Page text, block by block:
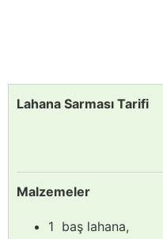
Lahana Sarması Tarifi
Malzemeler
1 baş lahana,